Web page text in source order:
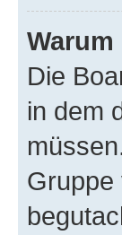
Die
in dem
Gruppe